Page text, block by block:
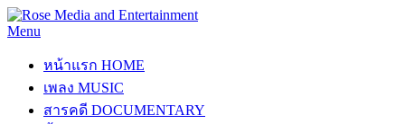
Menu
หน้าแรก HOME
เพลง MUSIC
สารคดี DOCUMENTARY